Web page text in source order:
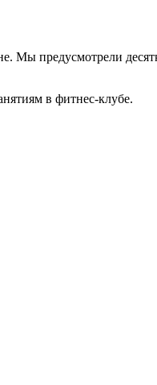
Мы предусмотрели
в фитнес-клубе.